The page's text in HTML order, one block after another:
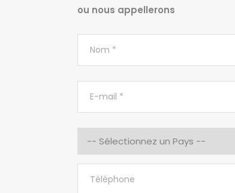
ou nous appellerons